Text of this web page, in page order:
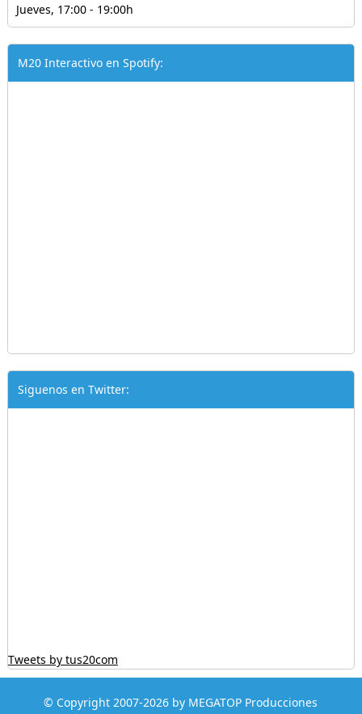
Jueves, 17:00 - 19:00h
M20 Interactivo en Spotify:
Siguenos en Twitter:
Tweets by tus20com
© Copyright 2007-2026 by MEGATOP Producciones